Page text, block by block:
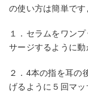
の使い方は簡単です
１．セラムをワン
サージするように動
２．4本の指を耳の
げるように５回マッ